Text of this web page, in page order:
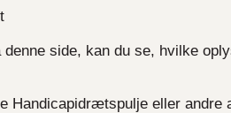
side, kan du se, hvilke
Handicapidrætspulje eller andre